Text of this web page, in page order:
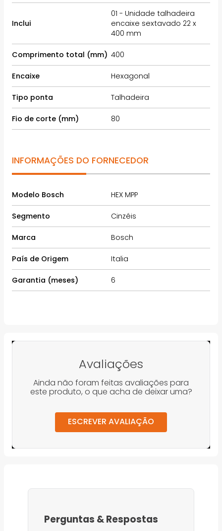
Inclui
01 - Unidade talhadeira
encaixe sextavado 22 x
400 mm
Comprimento total (mm) 400
Encaixe Hexagonal
Tipo ponta Talhadeira
Fio de corte (mm) 80
INFORMAÇÕES DO FORNECEDOR
Modelo Bosch HEX MPP
Segmento Cinzéis
Marca Bosch
País de Origem Italia
Garantia (meses) 6
Avaliações
Ainda não foram feitas avaliações para
este produto, o que acha de deixar uma?
ESCREVER AVALIAÇÃO
Perguntas &Respostas